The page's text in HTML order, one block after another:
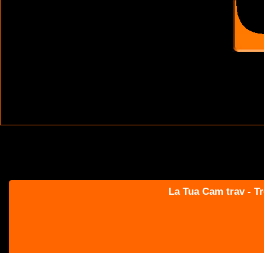
La Tua Cam trav -